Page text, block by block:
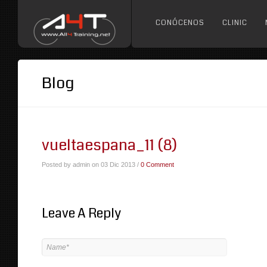
CONÓCENOS CLINIC
Blog
vueltaespana_11 (8)
Posted by admin on 03 Dic 2013 / 0 Comment
Leave A Reply